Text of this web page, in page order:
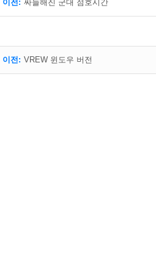
전: 싸늘해진 군대 점호시간
전: VREW 윈도우 버전